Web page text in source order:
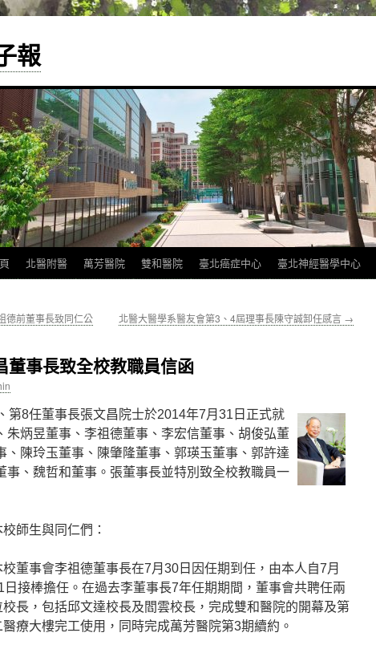
報
北醫附醫 萬芳醫院 雙和醫院 臺北癌症中心 臺北神經醫學中心
德前董事長致同仁公
北醫大醫學系醫友會第3、4屆理事長陳守誠卸任感言 →
董事長致全校教職員信函
第8任董事長張文昌院士於2014年7月31日正式就
朱炳昱董事、李祖德董事、李宏信董事、胡俊弘董
、陳玲玉董事、陳肇隆董事、郭瑛玉董事、郭許達
事、魏哲和董事。張董事長並特別致全校教職員一
校師生與同仁們：
校董事會李祖德董事長在7月30日因任期到任，由本人自7月
日接棒擔任。在過去李董事長7年任期期間，董事會共聘任兩
校長，包括邱文達校長及閻雲校長，完成雙和醫院的開幕及第
醫療大樓完工使用，同時完成萬芳醫院第3期續約。